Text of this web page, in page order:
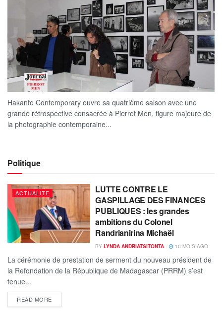
Hakanto Contemporary ouvre sa quatrième saison avec une
grande rétrospective consacrée à Pierrot Men, figure majeure de
la photographie contemporaine...
Politique
ACTUALITE
LUTTE CONTRE LE
GASPILLAGE DES FINANCES
PUBLIQUES : les grandes
ambitions du Colonel
Randrianirina Michaël
BY LYNDA ANDRIATSITONTA 10 MOIS AGO
La cérémonie de prestation de serment du nouveau président de
la Refondation de la République de Madagascar (PRRM) s’est
tenue...
READ MORE